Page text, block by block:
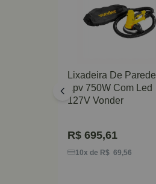
Lixadeira De Parede
Lpv 750W Com Led
127V Vonder
R$ 695,61
10x de R$ 69,56